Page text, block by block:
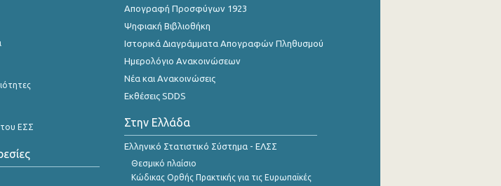
ΕΣΣ
Απογραφή Προσφύγων 1923
Ψηφιακή Βιβλιοθήκη
Ιστορικά Διαγράμματα Απογραφών Πληθυσμού
Ημερολόγιο Ανακοινώσεων
Νέα και Ανακοινώσεις
Εκθέσεις SDDS
Στην Ελλάδα
Ελληνικό Στατιστικό Σύστημα - ΕΛΣΣ
Θεσμικό πλαίσιο
Κώδικας Ορθής Πρακτικής για τις Ευρωπαϊκές